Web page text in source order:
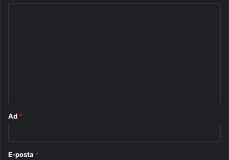
Ad *
E-posta *